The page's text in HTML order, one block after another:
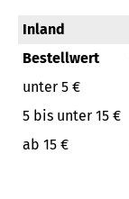
Inland
Bestellwert
unter 5 €
5 bis unter 15 €
ab 15 €